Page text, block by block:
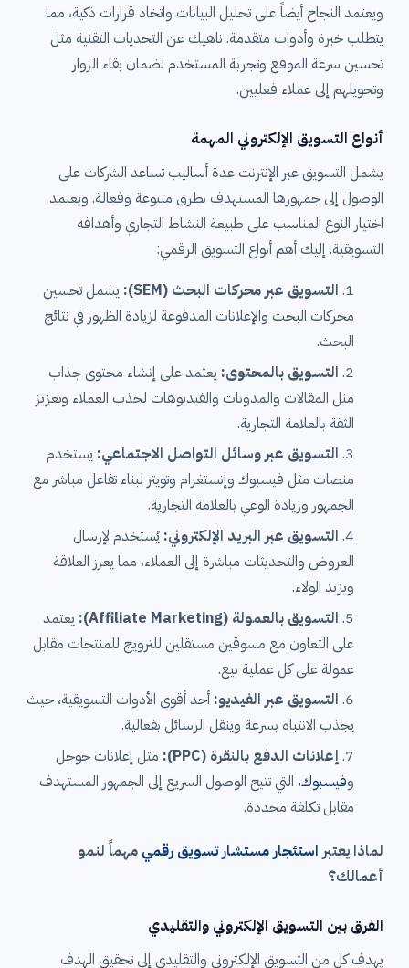
ويعتمد النجاح أيضاً على تحليل البيانات واتخاذ قرارات ذكية، مما
يتطلب خبرة وأدوات متقدمة. ناهيك عن التحديات التقنية مثل
تحسين سرعة الموقع وتجربة المستخدم لضمان بقاء الزوار
وتحويلهم إلى عملاء فعليين.
أنواع التسويق الإلكتروني المهمة
يشمل التسويق عبر الإنترنت عدة أساليب تساعد الشركات على
الوصول إلى جمهورها المستهدف بطرق متنوعة وفعالة. ويعتمد
اختيار النوع المناسب على طبيعة النشاط التجاري وأهدافه
التسويقية. إليك أهم أنواع التسويق الرقمي:
التسويق عبر محركات البحث (SEM):
يشمل تحسين
محركات البحث والإعلانات المدفوعة لزيادة الظهور في نتائج
البحث.
التسويق بالمحتوى: يعتمد على إنشاء محتوى جذاب
مثل المقالات والمدونات والفيديوهات لجذب العملاء وتعزيز
الثقة بالعلامة التجارية.
التسويق عبر وسائل التواصل الاجتماعي: يستخدم
منصات مثل فيسبوك وإنستغرام وتويتر لبناء تفاعل مباشر مع
الجمهور وزيادة الوعي بالعلامة التجارية.
التسويق عبر البريد الإلكتروني: يُستخدم لإرسال
العروض والتحديثات مباشرة إلى العملاء، مما يعزز العلاقة
ويزيد الولاء.
التسويق بالعمولة (Affiliate Marketing):
يعتمد
على التعاون مع مسوقين مستقلين للترويج للمنتجات مقابل
عمولة على كل عملية بيع.
التسويق عبر الفيديو: أحد أقوى الأدوات التسويقية، حيث
يجذب الانتباه بسرعة وينقل الرسائل بفعالية.
إعلانات الدفع بالنقرة (PPC):
مثل إعلانات جوجل
وفيسبوك، التي تتيح الوصول السريع إلى الجمهور المستهدف
مقابل تكلفة محددة.
لماذا يعتبر استئجار مستشار تسويق رقمي مهماً لنمو
أعمالك؟
الفرق بين التسويق الإلكتروني والتقليدي
يهدف كل من التسويق الإلكتروني والتقليدي إلى تحقيق الهدف